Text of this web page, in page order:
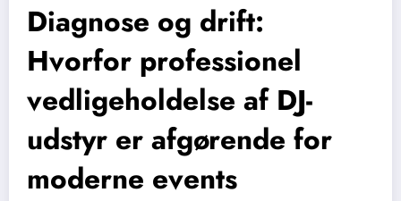
Diagnose og drift:
Hvorfor professionel
vedligeholdelse af DJ-
udstyr er afgørende for
moderne events